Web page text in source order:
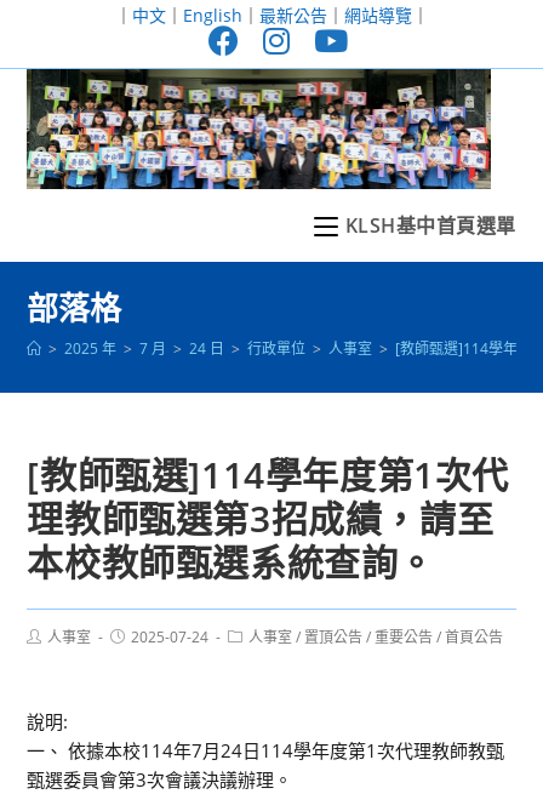
至
｜ 中文｜ English ｜ 最新公告｜ 網站導覽｜
KLSH基中首頁選單
部落格
> 2025 年 > 7 月 > 24 日 > 行政單位 > 人事室 > [教師甄選]114學年度
[教師甄選]114學年度第1次代
理教師甄選第3招成績，請至
本校教師甄選系統查詢。
Post人事室
Post2025-07-24
Post人事室 / 置頂公告 / 重要公告 / 首頁公告
說明:
一、 依據本校114年7月24日114學年度第1次代理教師教甄
甄選委員會第3次會議決議辦理。